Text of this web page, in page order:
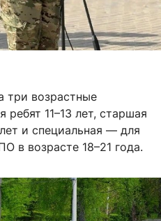
три возрастные
11–13 лет, старшая
и специальная — для
в возрасте 18–21 года.